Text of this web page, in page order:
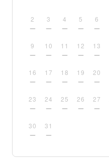
2 3 4 5 6
9 10 11 12 13
16 17 18 19 20
23 24 25 26 27
30 31